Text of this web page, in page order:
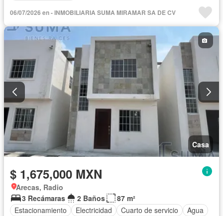
06/07/2026 en - INMOBILIARIA SUMA MIRAMAR SA DE CV
Casa
$ 1,675,000 MXN
Arecas, Radio
3 Recámaras
2 Baños
87 m²
Estacionamiento
Electricidad Cuarto de servicio Agua